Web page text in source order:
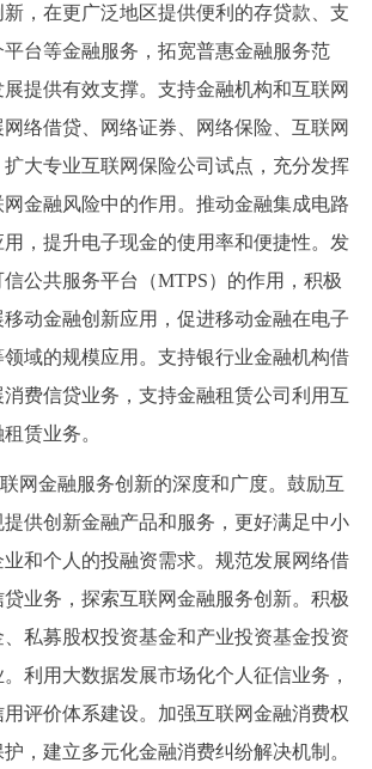
，在更广泛地区提供便利的存贷款、支
台等金融服务，拓宽普惠金融服务范
提供有效支撑。支持金融机构和互联网
络借贷、网络证券、网络保险、互联网
大专业互联网保险公司试点，充分发挥
金融风险中的作用。推动金融集成电路
，提升电子现金的使用率和便捷性。发
公共服务平台（MTPS）的作用，积极
动金融创新应用，促进移动金融在电子
域的规模应用。支持银行业金融机构借
费信贷业务，支持金融租赁公司利用互
赁业务。
金融服务创新的深度和广度。鼓励互
供创新金融产品和服务，更好满足中小
和个人的投融资需求。规范发展网络借
业务，探索互联网金融服务创新。积极
私募股权投资基金和产业投资基金投资
利用大数据发展市场化个人征信业务，
评价体系建设。加强互联网金融消费权
，建立多元化金融消费纠纷解决机制。